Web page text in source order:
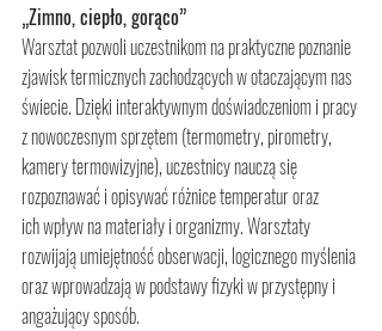
„Zimno, ciepło, gorąco”
Warsztat pozwoli uczestnikom na praktyczne poznanie
zjawisk termicznych zachodzących w otaczającym nas
świecie. Dzięki interaktywnym doświadczeniom i pracy
z nowoczesnym sprzętem (termometry, pirometry,
kamery termowizyjne), uczestnicy nauczą się
rozpoznawać i opisywać różnice temperatur oraz
ich wpływ na materiały i organizmy. Warsztaty
rozwijają umiejętność obserwacji, logicznego myślenia
oraz wprowadzają w podstawy fizyki w przystępny i
angażujący sposób.